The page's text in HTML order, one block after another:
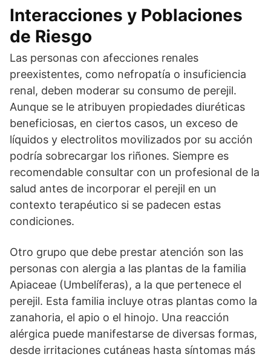
Interacciones y Poblaciones
de Riesgo
Las personas con afecciones renales
preexistentes, como nefropatía o insuficiencia
renal, deben moderar su consumo de perejil.
Aunque se le atribuyen propiedades diuréticas
beneficiosas, en ciertos casos, un exceso de
líquidos y electrolitos movilizados por su acción
podría sobrecargar los riñones. Siempre es
recomendable consultar con un profesional de la
salud antes de incorporar el perejil en un
contexto terapéutico si se padecen estas
condiciones.
Otro grupo que debe prestar atención son las
personas con alergia a las plantas de la familia
Apiaceae (Umbelíferas), a la que pertenece el
perejil. Esta familia incluye otras plantas como la
zanahoria, el apio o el hinojo. Una reacción
alérgica puede manifestarse de diversas formas,
desde irritaciones cutáneas hasta síntomas más